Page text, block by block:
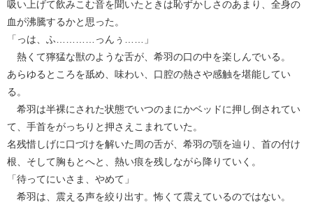
吸い上げて飲みこむ音を聞いたときは恥ずかしさのあまり、全身の
血が沸騰するかと思った。
「っは、ふ…………っんぅ……」
熱くて獰猛な獣のような舌が、希羽の口の中を楽しんでいる。
あらゆるところを舐め、味わい、口腔の熱さや感触を堪能してい
る。
希羽は半裸にされた状態でいつのまにかベッドに押し倒されてい
て、手首をがっちりと押さえこまれていた。
名残惜しげに口づけを解いた周の舌が、希羽の顎を辿り、首の付け
根、そして胸もとへと、熱い痕を残しながら降りていく。
「待ってにいさま、やめて」
希羽は、震える声を絞り出す。怖くて震えているのではない。